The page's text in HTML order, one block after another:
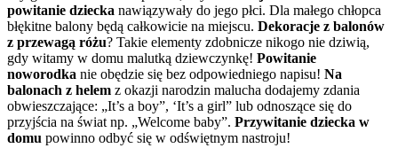
powitanie dziecka nawiązywały do jego płci. Dla małego chłopca
błękitne balony będą całkowicie na miejscu. Dekoracje z balonów
z przewagą różu? Takie elementy zdobnicze nikogo nie dziwią,
gdy witamy w domu malutką dziewczynkę! Powitanie
noworodka nie obędzie się bez odpowiedniego napisu! Na
balonach z helem z okazji narodzin malucha dodajemy zdania
obwieszczające: „It’s a boy”, ‘It’s a girl” lub odnoszące się do
przyjścia na świat np. „Welcome baby”. Przywitanie dziecka w
domu powinno odbyć się w odświętnym nastroju!